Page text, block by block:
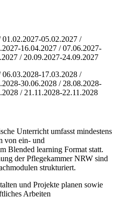
05.02.2027 /
16.04.2027 / 07.06.2027-
/ 20.09.2027-24.09.2027
17.03.2028 /
30.06.2028 / 28.08.2028-
/ 21.11.2028-22.11.2028
Unterricht umfasst mindestens
von ein- und
Blended learning Format statt.
der Pflegekammer NRW sind
strukturiert.
und Projekte planen sowie
Arbeiten